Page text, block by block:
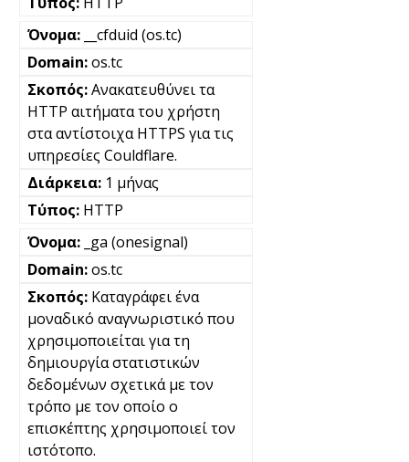
__cfduid (os.tc)
os.tc
Ανακατευθύνει τα
HTTP αιτήματα του χρήστη
στα αντίστοιχα HTTPS για τις
υπηρεσίες Couldflare.
1 μήνας
HTTP
_ga (onesignal)
os.tc
Καταγράφει ένα
μοναδικό αναγνωριστικό που
χρησιμοποιείται για τη
δημιουργία στατιστικών
δεδομένων σχετικά με τον
τρόπο με τον οποίο ο
επισκέπτης χρησιμοποιεί τον
ιστότοπο.